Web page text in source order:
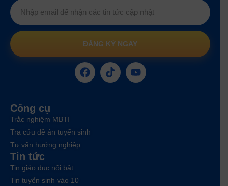
ĐĂNG KÝ NGAY
Công cụ
Trắc nghiệm MBTI
Tra cứu đề án tuyển sinh
Tư vấn hướng nghiệp
Tin tức
Tin giáo dục nổi bật
Tin tuyển sinh vào 10